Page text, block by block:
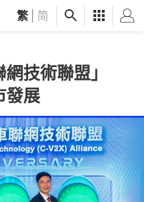
繁 简
網技術聯盟」
發展